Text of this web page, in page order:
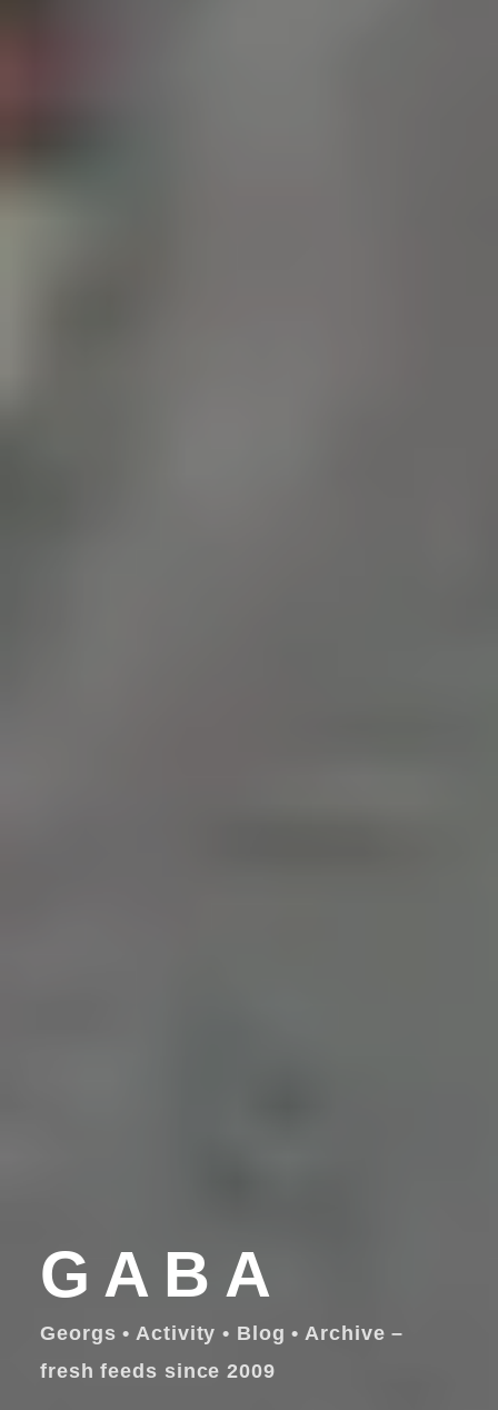
GABA
Georgs • Activity • Blog • Archive –
fresh feeds since 2009